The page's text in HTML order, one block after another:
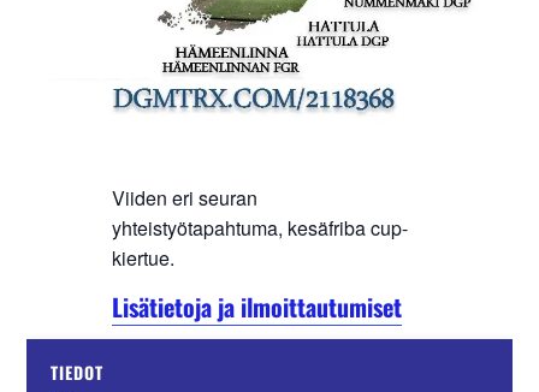
Viiden eri seuran
yhteistyötapahtuma, kesäfriba cup-
kiertue.
Lisätietoja ja ilmoittautumiset
TIEDOT